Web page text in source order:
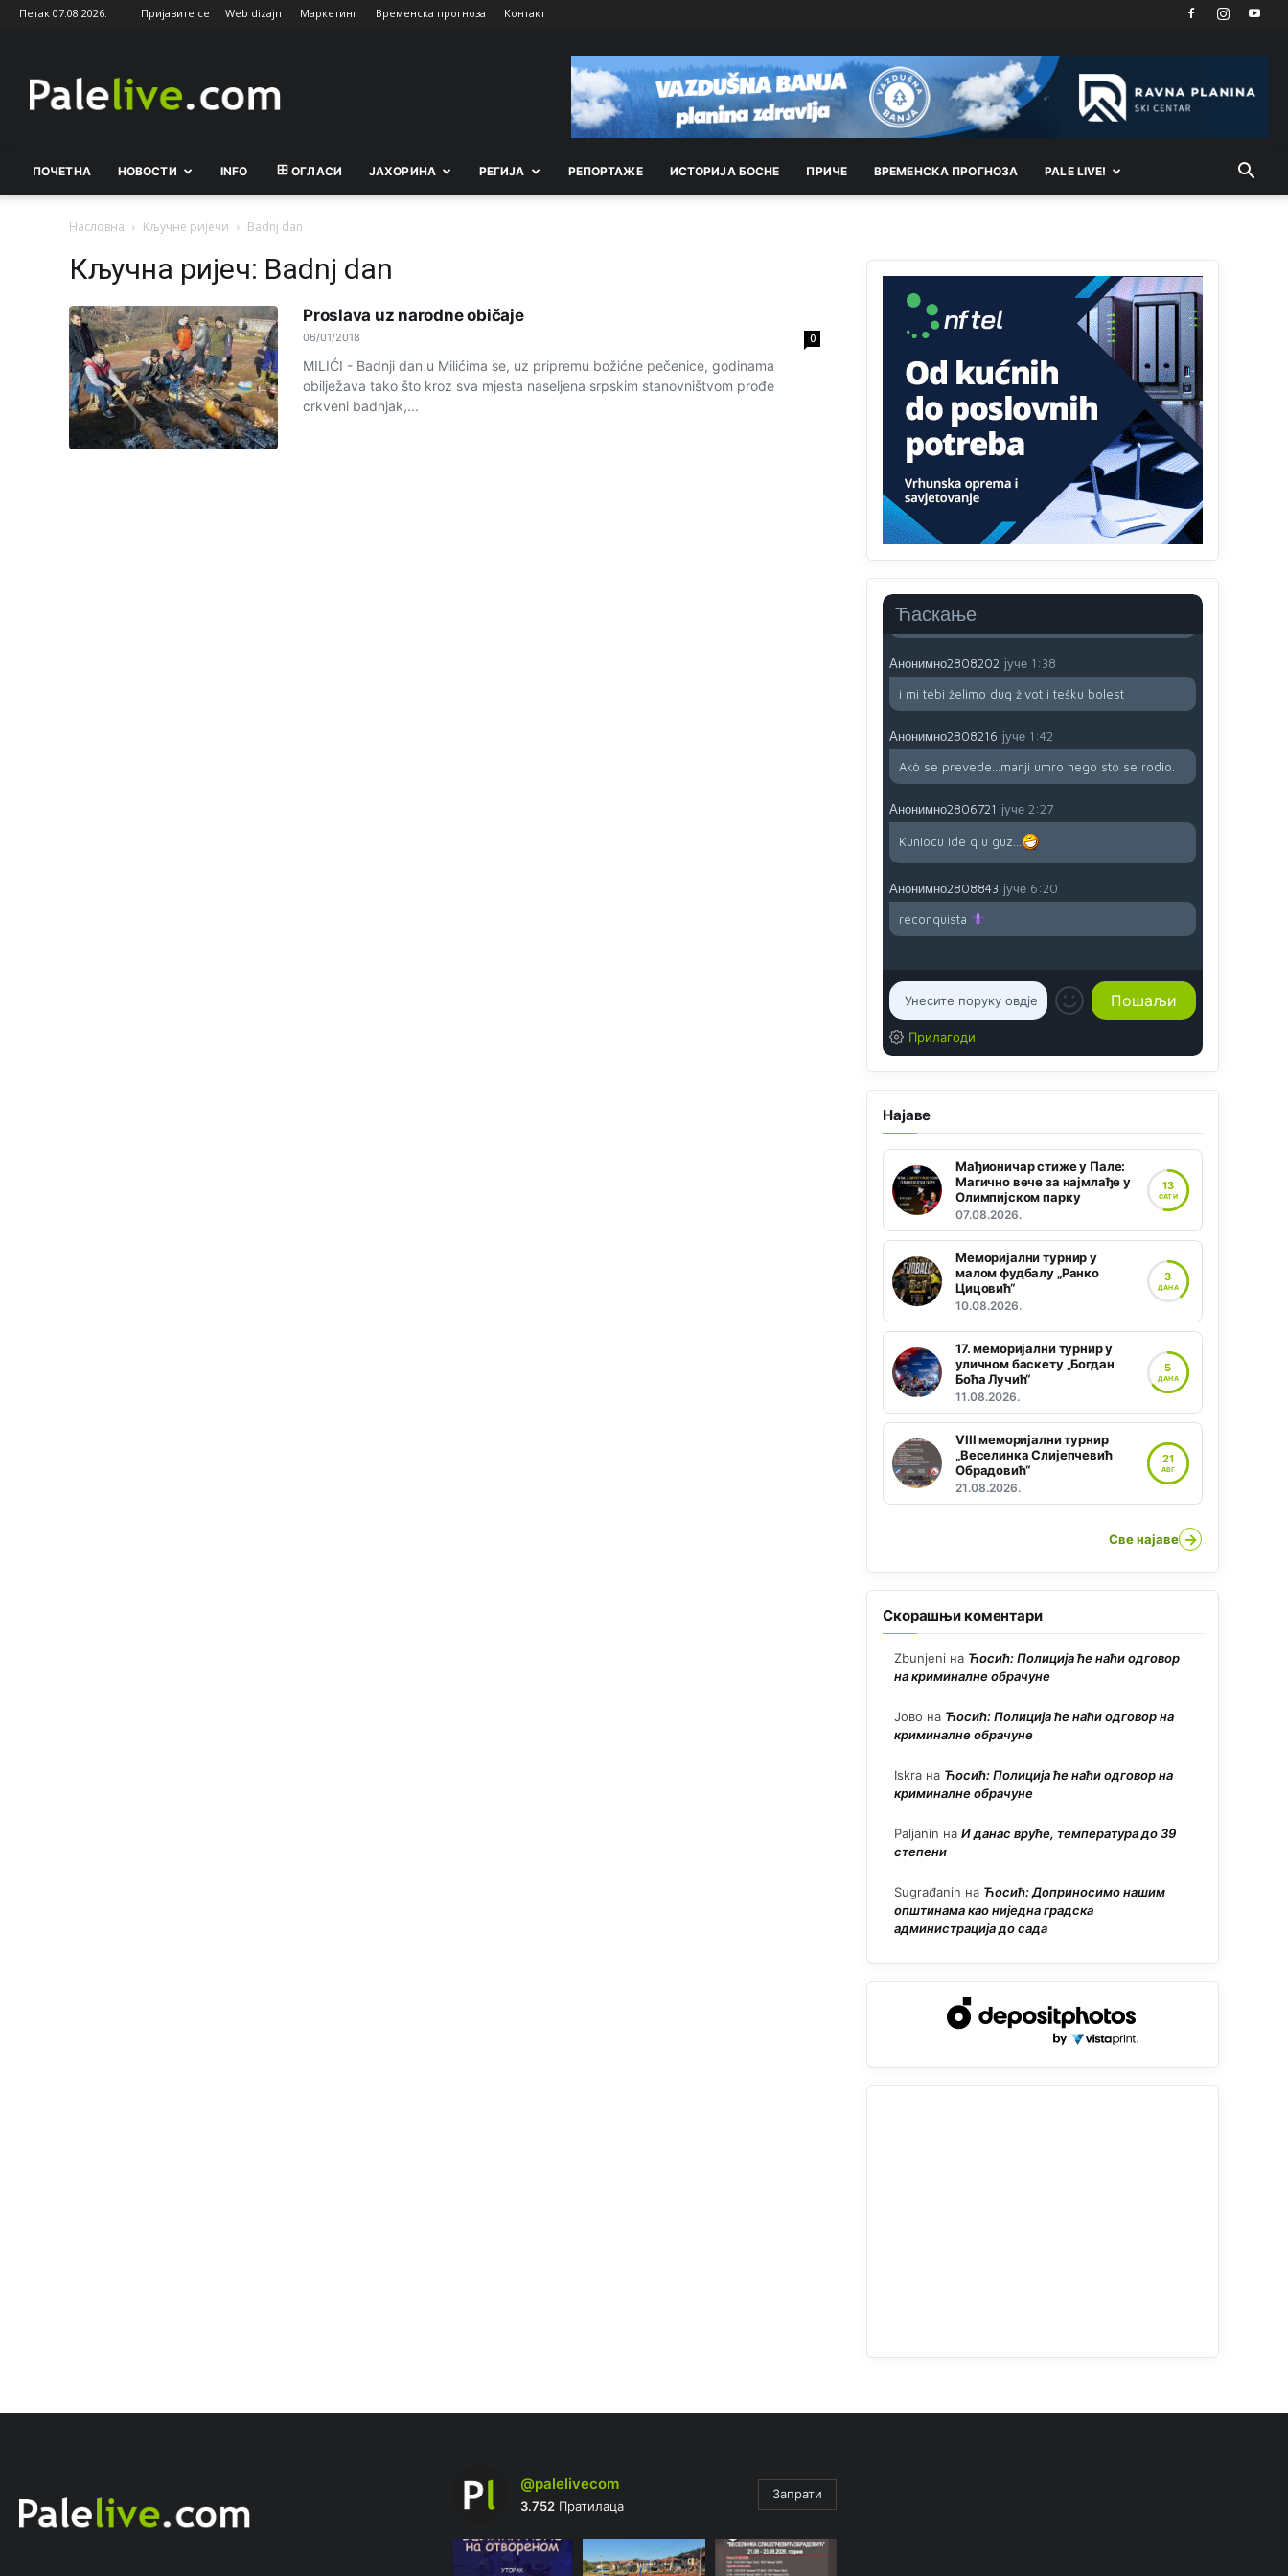
Петак 07.08.2026. Пријавите се Web dizajn Маркетинг Временска прогноза Контакт
ПОЧЕТНА НОВОСТИ INFO ОГЛАСИ ЈАХОРИНА РEГИЈА РEПОРТАЖE ИСТОРИЈА БОСНЕ ПРИЧЕ ВРEМEНСКА ПРОГНОЗА PALE LIVE!
Насловна Кључне ријечи Badnj dan
Кључна ријеч: Badnj dan
Proslava uz narodne običaje
06/01/2018 0
MILIĆI - Badnji dan u Milićima se, uz pripremu božićne pečenice, godinama
obilježava tako što kroz sva mjesta naseljena srpskim stanovništvom prođe
crkveni badnjak,...
Ћаскање
šalju poštom a da ne dolaze? Kurko
Анонимно2807791 јуче 11:39
БиХ није гласала да је тзв.Косово држава.
Анонимно2807895 јуче 12:16
Drzi pod kontrolom tri stvari jezik,karakter i
ponasanje...Uzivotu brani tri stvari:cast,prijatelja i
zivota iskljuci tri stvari uvredu,neznanje
zavist.Sve dok si ziv gaji tri stvari
dobrotu,pamet i prijateljstvo!!
Анонимно2806721 јуче 12:39
791 BiH nije priznala Kosovo kao nezavisnu
državu jer genocidna tvorevina pravi smetnju a
recimo Srbija je davno
priznala.Na svakom
proizvodu iz Srbije stoji -uvoznik za Kosovo
Анонимно2806721 јуче 12:45
Sve i da se nekim čudom vojska Srbije "vrati" na
koga da brani? A imamo vojsku Kosova kojoj
želimo svako dobro i da se što bolje opreme
Анонимно2808202 јуче 1:38
i mi tebi želimo dug život i tešku bolest
Анонимно2808216 јуче 1:42
Akò se prevede...manji umro nego sto se rodio.
Анонимно2806721 јуче 2:27
Kuniocu ide q u guz...
Анонимно2808843 јуче 6:20
reconquista
Прилагоди
Најаве
Мађионичар стиже у Пале:
Магично вече за најмлађе у
Олимпијском парку
07.08.2026.
13
САТИ
Меморијални турнир у
малом фудбалу „Ранко
Цицовић“
10.08.2026.
3
ДАНА
17. меморијални турнир у
уличном баскету „Богдан
Боћа Лучић“
11.08.2026.
5
ДАНА
VIII меморијални турнир
„Веселинка Слијепчевић
Обрадовић“
21.08.2026.
21
АВГ
Све најаве →
Скорашњи коментари
Zbunjeni на Ћосић: Полиција ће наћи одговор
на криминалне обрачуне
Јово на Ћосић: Полиција ће наћи одговор на
криминалне обрачуне
Iskra на Ћосић: Полиција ће наћи одговор на
криминалне обрачуне
Paljanin на И данас вруће, температура до 39
степени
Sugrađanin на Ћосић: Доприносимо нашим
општинама као ниједна градска
администрација до сада
@palelivecom
3.752Пратилаца
Запрати